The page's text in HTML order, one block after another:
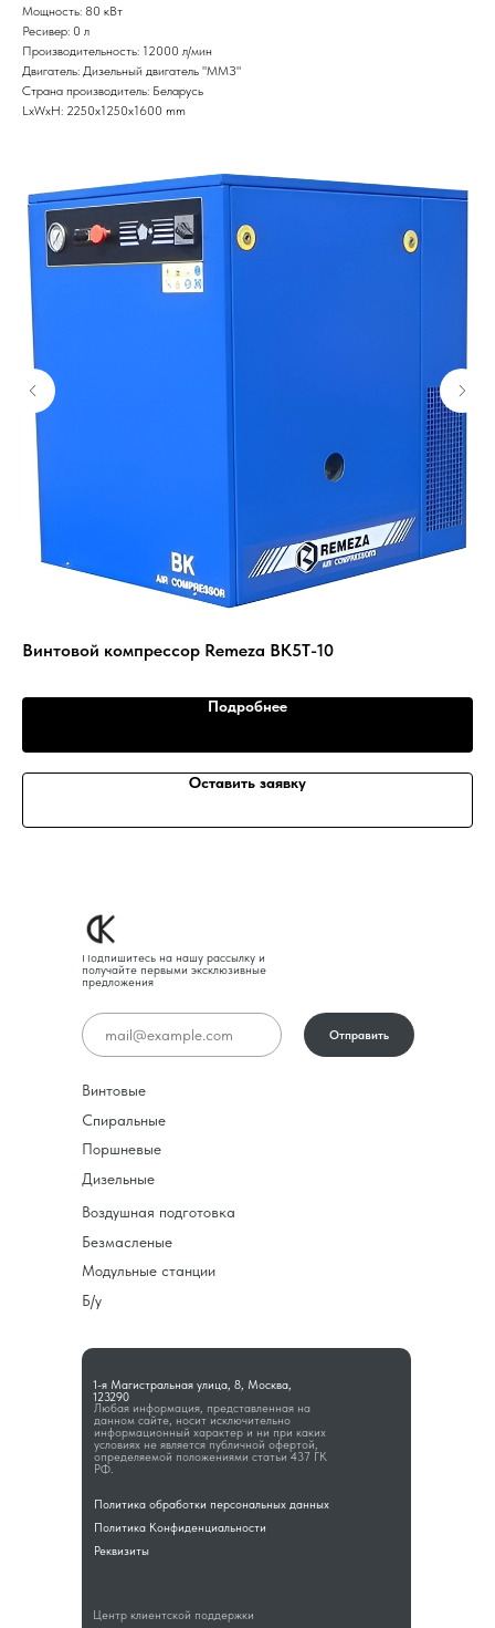
Мощность: 80 кВт
Ресивер: 0 л
Производительность: 12000 л/мин
Двигатель: Дизельный двигатель "ММЗ"
Страна производитель: Беларусь
LxWxH: 2250x1250x1600 mm
Винтовой компрессор Remeza ВК5Т-10
Подробнее
Оставить заявку
Любая информация, представленная на
данном сайте, носит исключительно
информационный характер и ни при каких
условиях не является публичной офертой,
определяемой положениями статьи 437 ГК
РФ.
1-я Магистральная улица, 8, Москва,
123290
Подпишитесь на нашу рассылку и
получайте первыми эксклюзивные
предложения
Винтовые
Спиральные
Поршневые
Дизельные
Воздушная подготовка
Безмасленые
Модульные станции
Б/у
Политика обработки персональных данных
Политика Конфиденциальности
Реквизиты
Центр клиентской поддержки
Отправить